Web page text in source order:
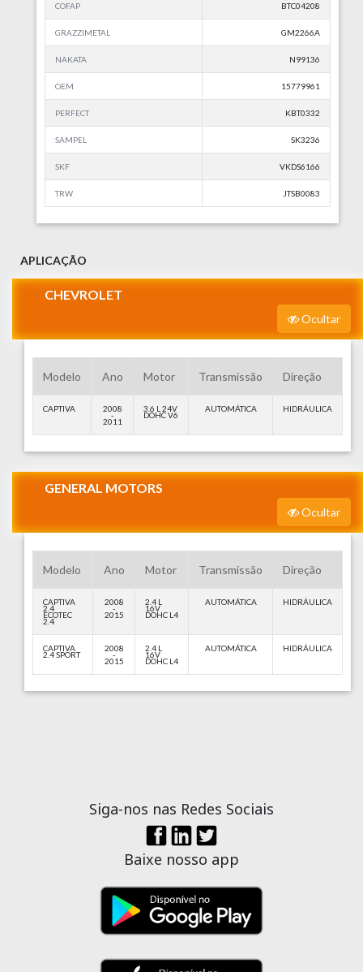
COFAP BTC04208
GRAZZIMETAL GM2266A
NAKATA N99136
OEM 15779961
PERFECT KBT0332
SAMPEL SK3236
SKF VKDS6166
TRW JTSB0083
APLICAÇÃO
CHEVROLET
Ocultar
Modelo Ano Motor Transmissão Direção
CAPTIVA 2008
-
2011
3.6 L 24V
DOHC V6
AUTOMÁTICA HIDRÁULICA
GENERAL MOTORS
Ocultar
Modelo Ano Motor Transmissão Direção
CAPTIVA
2.4
ECOTEC
2.4
2008
-
2015
2.4 L
16V
DOHC L4
AUTOMÁTICA HIDRÁULICA
CAPTIVA
2.4 SPORT
2008
-
2015
2.4 L
16V
DOHC L4
AUTOMÁTICA HIDRÁULICA
Siga-nos nas Redes Sociais
Baixe nosso app